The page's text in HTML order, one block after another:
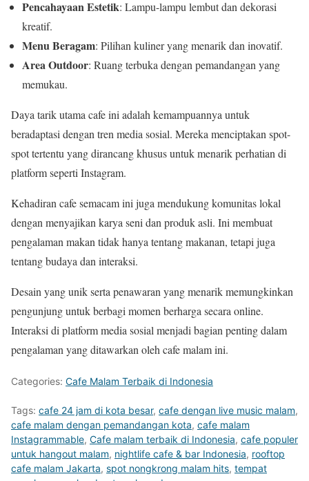
Pencahayaan Estetik: Lampu-lampu lembut dan dekorasi
kreatif.
Menu Beragam: Pilihan kuliner yang menarik dan inovatif.
Area Outdoor: Ruang terbuka dengan pemandangan yang
memukau.
Daya tarik utama cafe ini adalah kemampuannya untuk
beradaptasi dengan tren media sosial. Mereka menciptakan spot-
spot tertentu yang dirancang khusus untuk menarik perhatian di
platform seperti Instagram.
Kehadiran cafe semacam ini juga mendukung komunitas lokal
dengan menyajikan karya seni dan produk asli. Ini membuat
pengalaman makan tidak hanya tentang makanan, tetapi juga
tentang budaya dan interaksi.
Desain yang unik serta penawaran yang menarik memungkinkan
pengunjung untuk berbagi momen berharga secara online.
Interaksi di platform media sosial menjadi bagian penting dalam
pengalaman yang ditawarkan oleh cafe malam ini.
Categories: Cafe Malam Terbaik di Indonesia
Tags: cafe 24 jam di kota besar, cafe dengan live music malam,
cafe malam dengan pemandangan kota, cafe malam
Instagrammable, Cafe malam terbaik di Indonesia, cafe populer
untuk hangout malam, nightlife cafe & bar Indonesia, rooftop
cafe malam Jakarta, spot nongkrong malam hits, tempat